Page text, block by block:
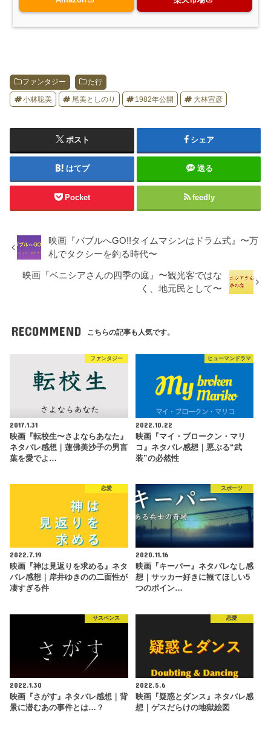
ファンタジー た行
小林聡美 尾美としのり 1982年公開 大林宣彦
ポスト シェア
はてブ 送る
Pocket feedly
映画『バブルへGO!!タイムマシンはドラム式』〜万
札でタクシーを釣る時代〜
映画『ベニシアさんの四季の庭』〜観光客ではな
く、地元民として〜
RECOMMEND こちらの記事も人気です。
ファンタジー
2017.1.31
映画『転校生〜さよならあなた』
ネタバレ感想｜蓮佛美沙子の男言
葉を愛でよ…
ヒューマンドラマ
2022.10.22
映画『マイ・ブロークン・マリ
コ』ネタバレ感想｜悪ぶる“武
装”の必然性
恋愛
2022.7.19
映画『神は見返りを求める』ネタ
バレ感想｜岸井ゆきのの二面性が
凄すぎる件
スポーツ
2020.11.16
映画『キーパー』ネタバレなし感
想｜サッカー好きに観てほしい5
つのポイン…
サスペンス
2022.1.30
映画『さがす』ネタバレ感想｜背
景に潜むあの事件とは…？
恋愛
2022.5.6
映画『疑惑とダンス』ネタバレ感
想｜ゲスだらけの地獄絵図